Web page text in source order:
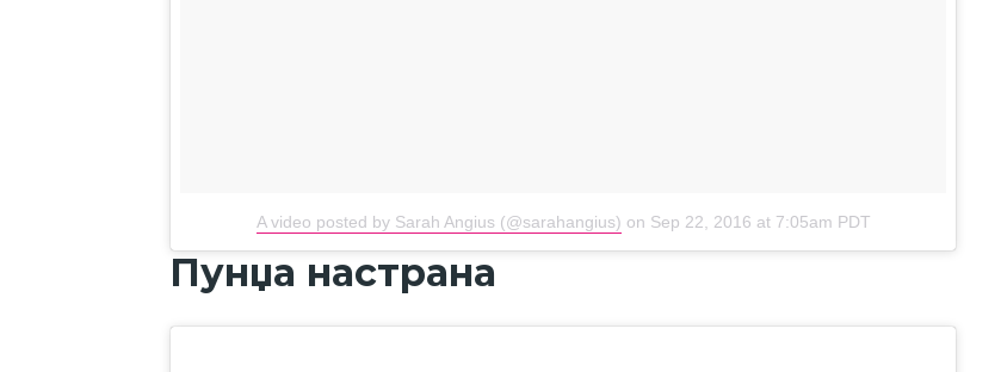
A video posted by Sarah Angius (@sarahangius) on Sep 22, 2016 at 7:05am PDT
Пунџа настрана